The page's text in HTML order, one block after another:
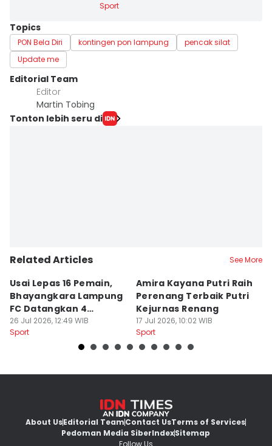
Sport
Topics
PON Bela Diri kontingen pon lampung
pencak silat
Update me
Editorial Team
Editor
Martin Tobing
Tonton lebih seru di
Related Articles See More
Usai Lepas 16 Pemain,
Bhayangkara Lampung
FC Datangkan 4
Rekrutan
26 Jul 2026, 12:49 WIB
Sport
Amira Kayana Putri Raih
Perenang Terbaik Putri
Kejurnas Renang
17 Jul 2026, 10:02 WIB
Sport
About UsEditorial TeamContact UsTerms of Services
Pedoman Media SiberIndexSitemap
Follow Us